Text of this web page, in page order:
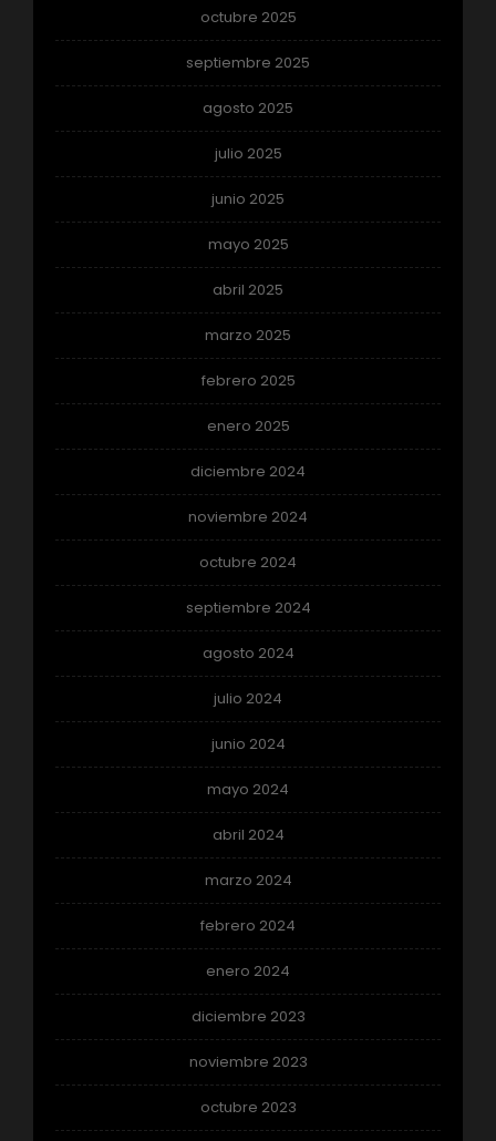
octubre 2025
septiembre 2025
agosto 2025
julio 2025
junio 2025
mayo 2025
abril 2025
marzo 2025
febrero 2025
enero 2025
diciembre 2024
noviembre 2024
octubre 2024
septiembre 2024
agosto 2024
julio 2024
junio 2024
mayo 2024
abril 2024
marzo 2024
febrero 2024
enero 2024
diciembre 2023
noviembre 2023
octubre 2023